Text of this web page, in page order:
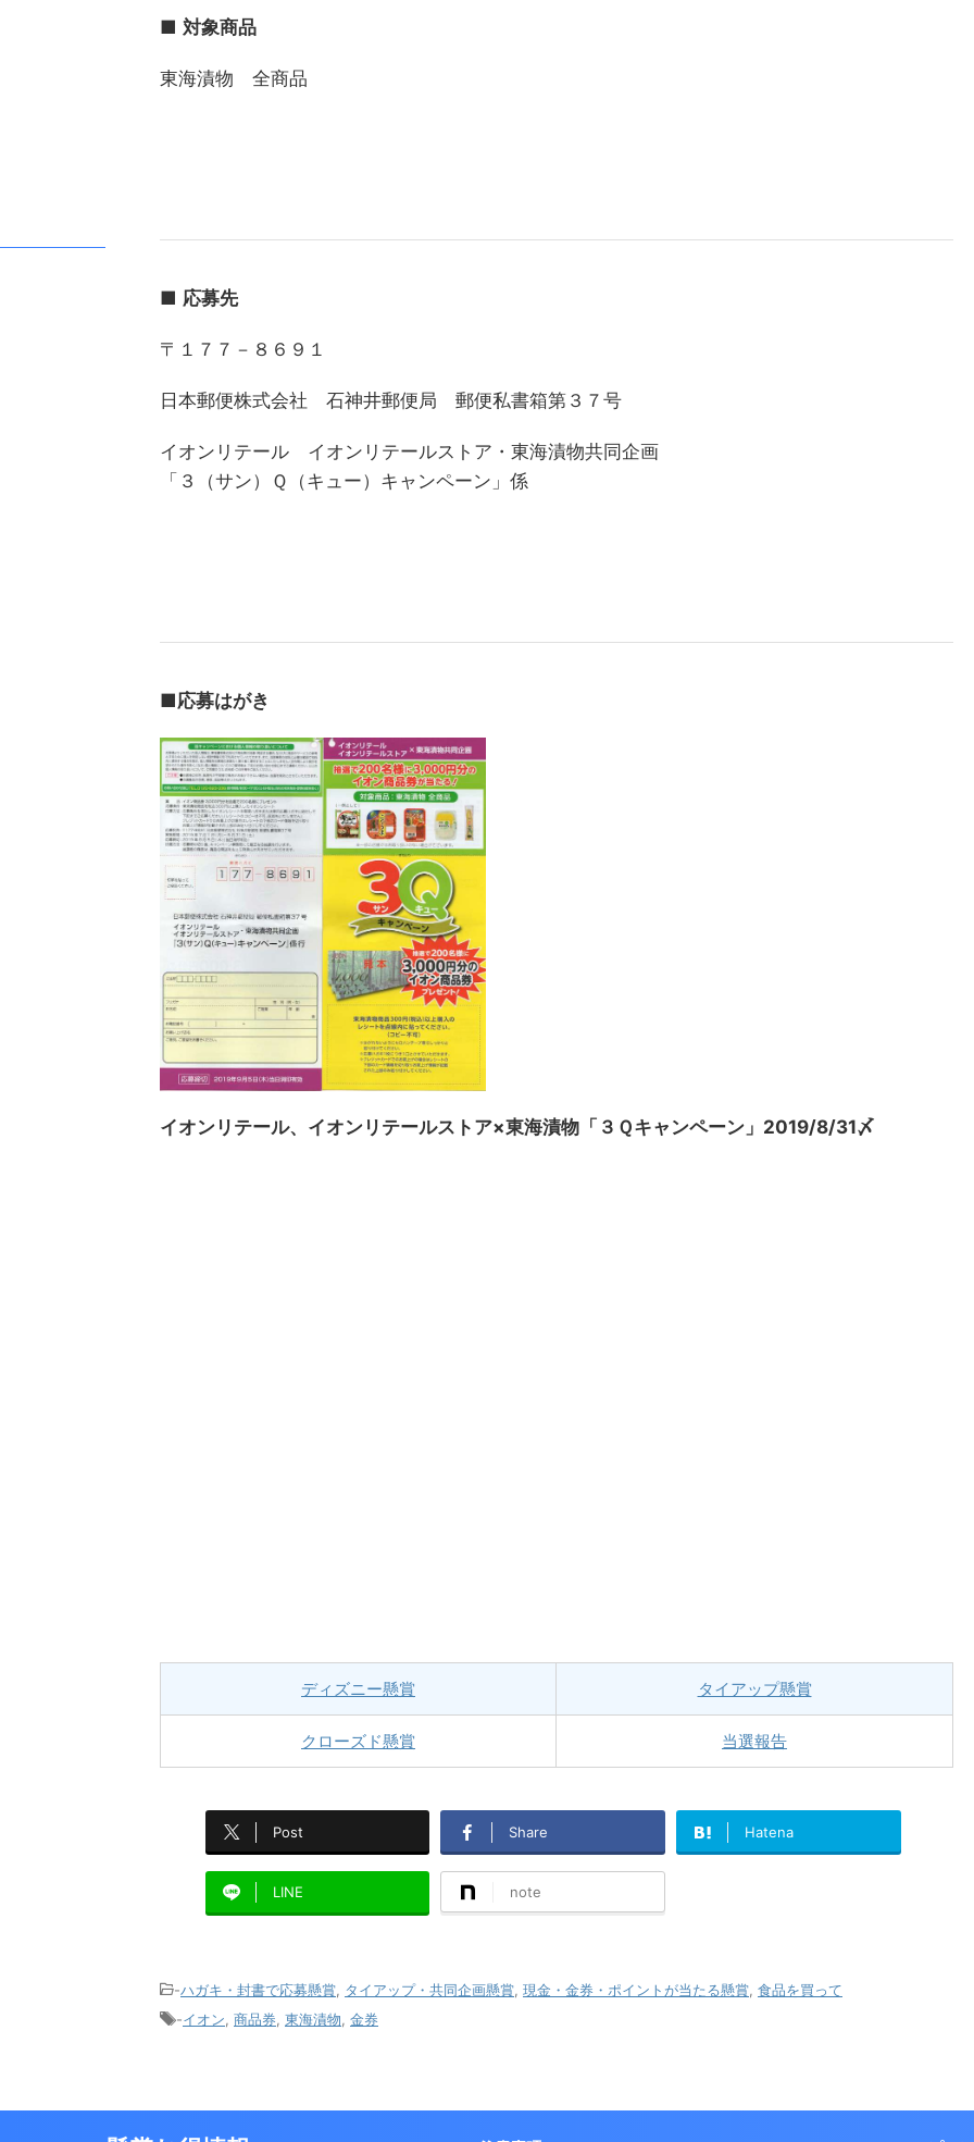
■ 対象商品
東海漬物 全商品
■ 応募先
〒１７７－８６９１
日本郵便株式会社 石神井郵便局 郵便私書箱第３７号
イオンリテール イオンリテールストア・東海漬物共同企画
「３（サン）Ｑ（キュー）キャンペーン」係
■応募はがき
イオンリテール、イオンリテールストア×東海漬物「３Ｑキャンペーン」2019/8/31〆
ディズニー懸賞 タイアップ懸賞
クローズド懸賞 当選報告
Post Share Hatena
LINE note
-ハガキ・封書で応募懸賞, タイアップ・共同企画懸賞, 現金・金券・ポイントが当たる懸賞, 食品を買って
-イオン, 商品券, 東海漬物, 金券